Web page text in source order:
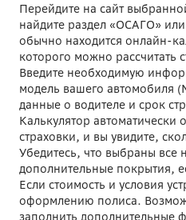
Перейдите на сайт
найдите раздел «ОСАГО»
обычно находится онлайн-
которого можно рассчитать
Введите необходимую
модель вашего автомобиля
данные о водителе и срок
Калькулятор автоматически
страховки, и вы увидите,
Убедитесь, что выбраны
дополнительные покрытия,
Если стоимость и условия
оформлению полиса.
заполнить дополнительные